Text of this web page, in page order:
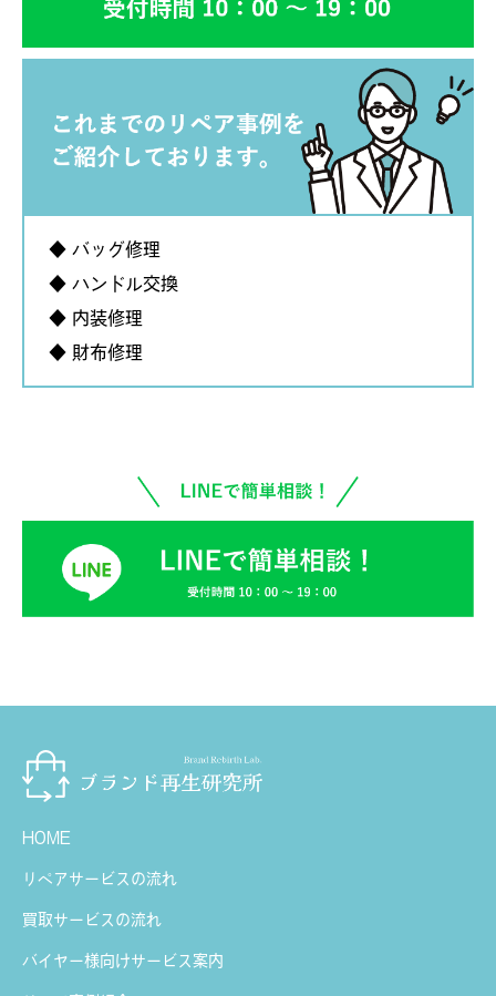
◆ バッグ修理
◆ ハンドル交換
◆ 内装修理
◆ 財布修理
HOME
リペアサービスの流れ
買取サービスの流れ
バイヤー様向けサービス案内